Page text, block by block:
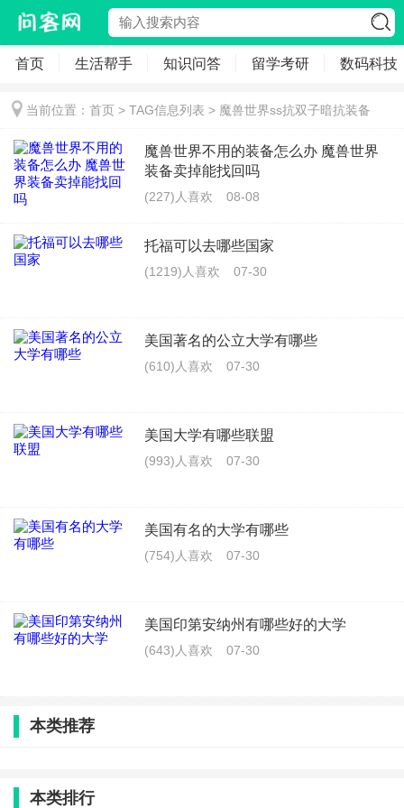
首页 生活帮手 知识问答 留学考研 数码科技
当前位置： 首页 > TAG信息列表 > 魔兽世界ss抗双子暗抗装备
魔兽世界不用的装备怎么办 魔兽世界
装备卖掉能找回吗
(227)人喜欢 08-08
托福可以去哪些国家
(1219)人喜欢 07-30
美国著名的公立大学有哪些
(610)人喜欢 07-30
美国大学有哪些联盟
(993)人喜欢 07-30
美国有名的大学有哪些
(754)人喜欢 07-30
美国印第安纳州有哪些好的大学
(643)人喜欢 07-30
本类推荐
本类排行